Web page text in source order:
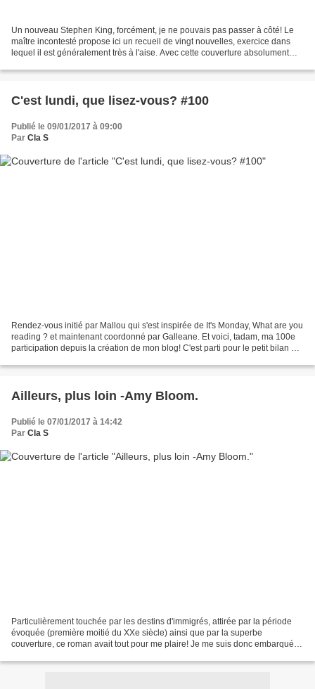
Un nouveau Stephen King, forcément, je ne pouvais pas passer à côté! Le
maître incontesté propose ici un recueil de vingt nouvelles, exercice dans
lequel il est généralement très à l'aise. Avec cette couverture absolument
C'est lundi, que lisez-vous? #100
Publié le 09/01/2017 à 09:00
Par Cla S
Rendez-vous initié par Mallou qui s'est inspirée de It's Monday, What are you
reading ? et maintenant coordonné par Galleane. Et voici, tadam, ma 100e
participation depuis la création de mon blog! C'est parti pour le petit bilan de
Ailleurs, plus loin -Amy Bloom.
Publié le 07/01/2017 à 14:42
Par Cla S
Particulièrement touchée par les destins d'immigrés, attirée par la période
évoquée (première moitié du XXe siècle) ainsi que par la superbe
couverture, ce roman avait tout pour me plaire! Je me suis donc embarquée